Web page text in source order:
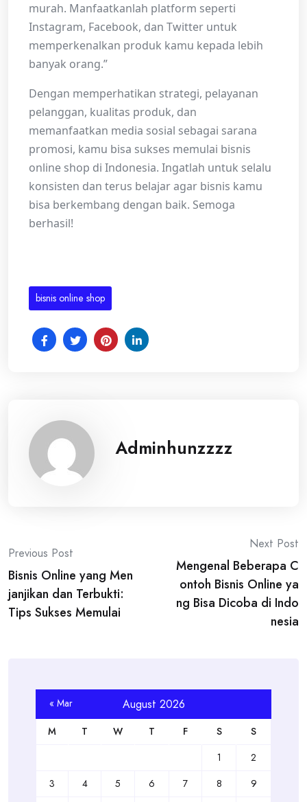
murah. Manfaatkanlah platform seperti
Instagram, Facebook, dan Twitter untuk
memperkenalkan produk kamu kepada lebih
banyak orang.”
Dengan memperhatikan strategi, pelayanan
pelanggan, kualitas produk, dan
memanfaatkan media sosial sebagai sarana
promosi, kamu bisa sukses memulai bisnis
online shop di Indonesia. Ingatlah untuk selalu
konsisten dan terus belajar agar bisnis kamu
bisa berkembang dengan baik. Semoga
berhasil!
bisnis online shop
Adminhunzzzz
Post
navigation
Previous Post
Bisnis Online yang Men
janjikan dan Terbukti:
Tips Sukses Memulai
Next Post
Mengenal Beberapa C
ontoh Bisnis Online ya
ng Bisa Dicoba di Indo
nesia
August 2026
M T W T F S
S
1
2
3
4 5 6 7 8 9
« Mar